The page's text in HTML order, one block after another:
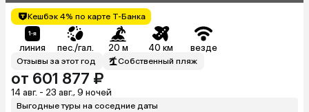
Кешбэк 4% по карте Т-Банка
линия пес./гал. 20 м 40 км везде
Отзывы за этот год Собственный пляж
от 601 877 ₽
14 авг. - 23 авг., 9 ночей
Выгодные туры на соседние даты